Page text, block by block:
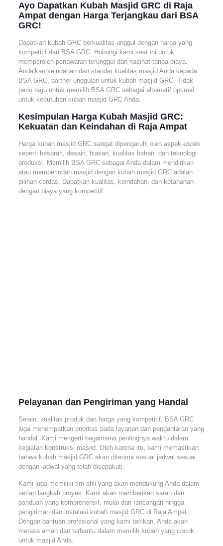
Ayo Dapatkan Kubah Masjid GRC di Raja
Ampat dengan Harga Terjangkau dari BSA
GRC!
Dapatkan kubah GRC berkualitas unggul dengan harga yang
kompetitif dari BSA GRC. Hubungi kami saat ini untuk
memperoleh penawaran terunggul dan nasihat tanpa biaya.
Andalkan keindahan dan standar kualitas masjid Anda kepada
BSA GRC, partner unggulan untuk kubah masjid GRC. Tidak
perlu ragu untuk memilih BSA GRC sebagai alternatif optimal
untuk kebutuhan kubah masjid GRC Anda.
Kesimpulan Harga Kubah Masjid GRC:
Kekuatan dan Keindahan di Raja Ampat
Harga kubah masjid GRC sangat dipengaruhi oleh aspek-aspek
seperti besaran, desain, hiasan, kualitas bahan, dan teknologi
produksi. Memilih BSA GRC sebagai Anda dalam mendirikan
atau memperindah masjid dengan kubah masjid GRC adalah
pilihan cerdas. Dapatkan kualitas, keindahan, dan ketahanan
dengan biaya yang kompetitif.
Pelayanan dan Pengiriman yang Handal
Selain, kualitas produk dan harga yang kompetitif, BSA GRC
juga menempatkan prioritas pada layanan dan pengantaran yang
handal. Kami mengerti bagaimana pentingnya waktu dalam
kegiatan konstruksi masjid. Oleh karena itu, kami memastikan
bahwa kubah masjid GRC akan diterima sesuai jadwal sesuai
dengan jadwal yang telah disepakati.
Kami juga memiliki tim ahli yang akan mendukung Anda dalam
setiap langkah proyek. Kami akan memberikan saran dan
panduan yang komprehensif, mulai dari rancangan hingga
pengiriman dan instalasi kubah masjid GRC di Raja Ampat .
Dengan bantuan profesional yang kami berikan, Anda akan
merasa aman dan terbantu dalam memilih kubah yang cocok
untuk masjid Anda.